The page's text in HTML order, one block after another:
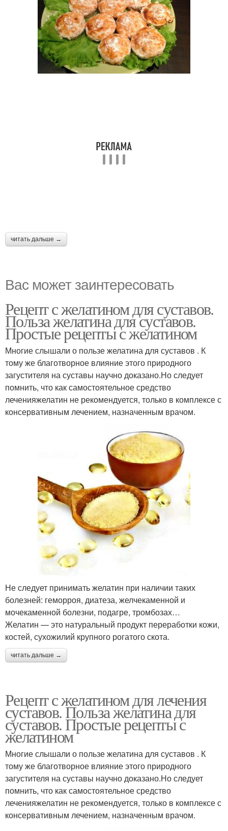
читать дальше →
Вас может заинтересовать
Рецепт с желатином для суставов.
Польза желатина для суставов.
Простые рецепты с желатином
Многие слышали о пользе желатина для суставов . К
тому же благотворное влияние этого природного
загустителя на суставы научно доказано.Но следует
помнить, что как самостоятельное средство
леченияжелатин не рекомендуется, только в комплексе с
консервативным лечением, назначенным врачом.
Не следует принимать желатин при наличии таких
болезней: геморроя, диатеза, желчекаменной и
мочекаменной болезни, подагре, тромбозах…
Желатин — это натуральный продукт переработки кожи,
костей, сухожилий крупного рогатого скота.
читать дальше →
Рецепт с желатином для лечения
суставов. Польза желатина для
суставов. Простые рецепты с
желатином
Многие слышали о пользе желатина для суставов . К
тому же благотворное влияние этого природного
загустителя на суставы научно доказано.Но следует
помнить, что как самостоятельное средство
леченияжелатин не рекомендуется, только в комплексе с
консервативным лечением, назначенным врачом.